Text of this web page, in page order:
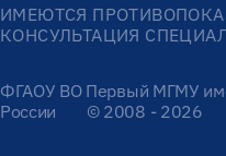
ИМЕЮТСЯ
КОНСУЛЬТАЦИЯ
ФГАОУ ВО Первый МГМУ
России
© 2008 - 2026